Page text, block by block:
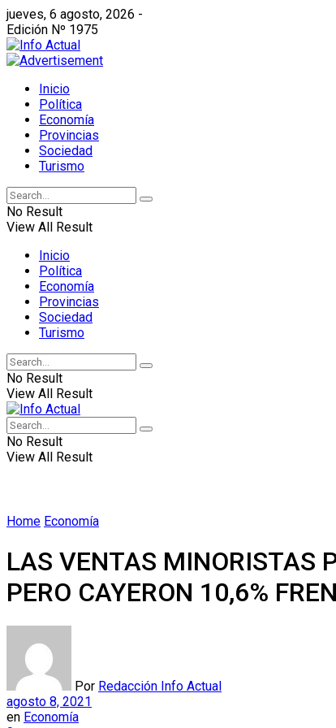
jueves, 6 agosto, 2026 -
Edición Nº 1975
Inicio
Política
Economía
Provincias
Sociedad
Turismo
No Result
View All Result
Inicio
Política
Economía
Provincias
Sociedad
Turismo
No Result
View All Result
No Result
View All Result
Home Economía
LAS VENTAS MINORISTAS
PERO CAYERON 10,6%
Por Redacción Info Actual
agosto 8, 2021
en Economía